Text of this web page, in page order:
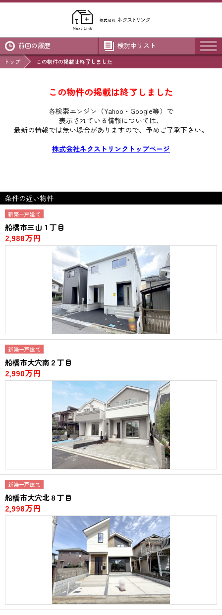
前回の履歴 検討中リスト
トップ この物件の掲載は終了しました
この物件の掲載は終了しました
各検索エンジン（Yahoo・Google等）で
表示されている情報については、
最新の情報では無い場合がありますので、 予めご了承下さい。
株式会社ネクストリンクトップページ
条件の近い物件
新築一戸建て
船橋市三山１丁目
2,988万円
新築一戸建て
船橋市大穴南２丁目
2,990万円
新築一戸建て
船橋市大穴北８丁目
2,998万円